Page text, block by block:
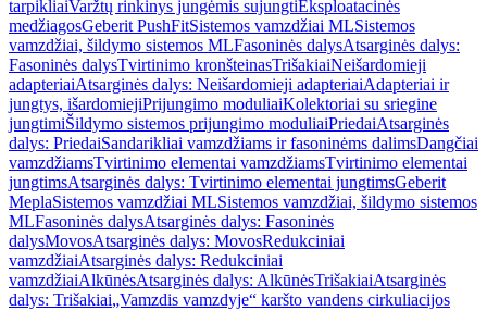
tarpikliaiVaržtų rinkinys jungėmis sujungtiEksploatacinės
medžiagosGeberit PushFitSistemos vamzdžiai MLSistemos
vamzdžiai, šildymo sistemos MLFasoninės dalysAtsarginės dalys:
Fasoninės dalysTvirtinimo kronšteinasTrišakiaiNeišardomieji
adapteriaiAtsarginės dalys: Neišardomieji adapteriaiAdapteriai ir
jungtys, išardomiejiPrijungimo moduliaiKolektoriai su sriegine
jungtimiŠildymo sistemos prijungimo moduliaiPriedaiAtsarginės
dalys: PriedaiSandarikliai vamzdžiams ir fasoninėms dalimsDangčiai
vamzdžiamsTvirtinimo elementai vamzdžiamsTvirtinimo elementai
jungtimsAtsarginės dalys: Tvirtinimo elementai jungtimsGeberit
MeplaSistemos vamzdžiai MLSistemos vamzdžiai, šildymo sistemos
MLFasoninės dalysAtsarginės dalys: Fasoninės
dalysMovosAtsarginės dalys: MovosRedukciniai
vamzdžiaiAtsarginės dalys: Redukciniai
vamzdžiaiAlkūnėsAtsarginės dalys: AlkūnėsTrišakiaiAtsarginės
dalys: Trišakiai„Vamzdis vamzdyje“ karšto vandens cirkuliacijos